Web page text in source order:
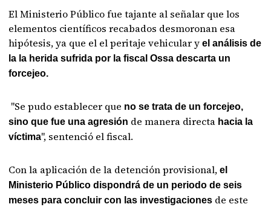
El Ministerio Público fue tajante al señalar que los
elementos científicos recabados desmoronan esa
hipótesis, ya que el el peritaje vehicular yel análisis de
la la herida sufrida por la fiscal Ossa descarta un
forcejeo.
"Se pudo establecer que no se trata de un forcejeo,
sino que fue una agresión de manera directa hacia la
víctima", sentenció el fiscal.
Con la aplicación de la detención provisional,el
Ministerio Público dispondrá de un periodo de seis
meses para concluir con las investigaciones de este